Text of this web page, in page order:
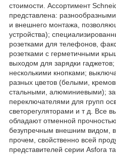
стоимости. Ассортимент
представлена:
и внешнего монтажа,
устройства);
розетками для телефонов,
розетками с герметичными
выходом для зарядки
несколькими кнопками;
разных цветов (белыми,
стальными, алюминиевыми);
переключателями для групп
светорегуляторами и т д. Все
обладают отменной
безупречным внешним видом,
прочем, свойственно всей
представителей серии Asfora